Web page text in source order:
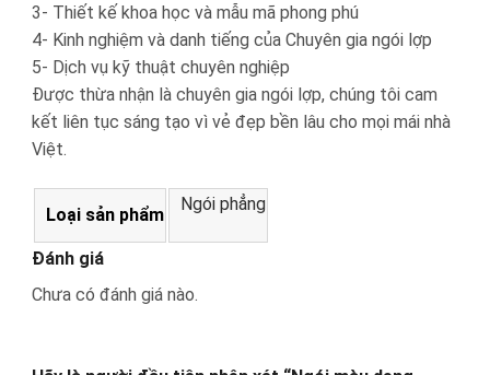
3- Thiết kế khoa học và mẫu mã phong phú
4- Kinh nghiệm và danh tiếng của Chuyên gia ngói lợp
5- Dịch vụ kỹ thuật chuyên nghiệp
Được thừa nhận là chuyên gia ngói lợp, chúng tôi cam
kết liên tục sáng tạo vì vẻ đẹp bền lâu cho mọi mái nhà
Việt.
Loại sản phẩm
Ngói phẳng
Đánh giá
Chưa có đánh giá nào.